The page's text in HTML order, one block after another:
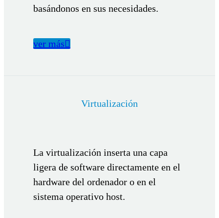
basándonos en sus necesidades.
ver más
Virtualización
La virtualización inserta una capa
ligera de software directamente en el
hardware del ordenador o en el
sistema operativo host.